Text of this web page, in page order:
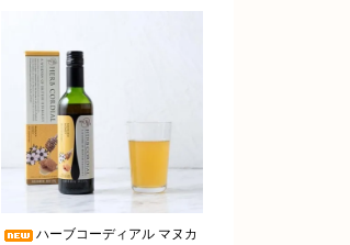
ハーブコーディアル マヌカ